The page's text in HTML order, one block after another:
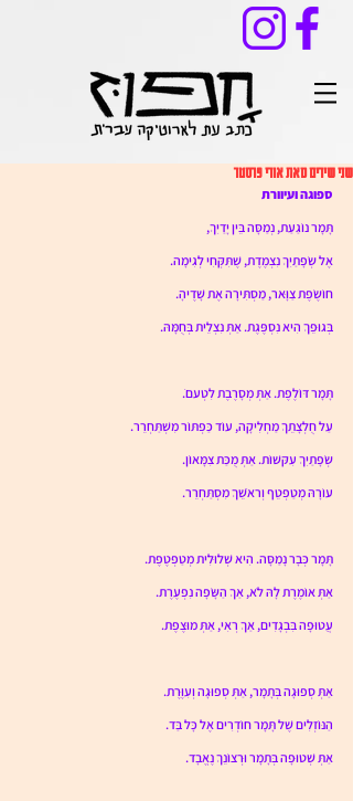
שני שירים מאת אורי פרסטר
ספוגה ועיוורת
תָּמָר נוֹגַעַת, נְמַסָּה בֵּין יָדַיִךְ,
אֶל שְׂפָתַיִךְ נִצְמֶדֶת, שֶׁתִּקְּחִי לְגִימָה.
חוֹשֶׂפֶת צַוָּאר, מַסְתִּירָה אֶת שָׁדֶיהָ.
בְּגוּפֵךְ הִיא נִסְפֶּגֶת. אַתְּ נִצְלֵית בְּחֻמָּהּ.
תָּמָר דּוֹלֶפֶת. אַתְּ מְסָרֶבֶת לִטְעםֹ.
עַל חֻלְצָתֵךְ מַחְלִיקָה, עוֹד כַּפְתּוֹר מִשְׁתַּחְרֵר.
שְׂפָתַיִךְ עִקּשׁוֹת. אַתְּ מֻכַּת צִמָּאוֹן.
עוֹרָהּ מְטַפְטֵף וְראֹשֵׁךְ מִסְתַּחְרֵר.
תָּמָר כְּבָר נָמַסָּה. הִיא שְׁלוּלִית מְטַפְטֶפֶת.
אַתְּ אוֹמֶרֶת לָהּ לֹא, אַךְ הַשָּׂפָה נִפְעֶרֶת.
עֲטוּפָה בִּבְגָדִים, אַךְ רְאִי, אַתְּ מוּצֶפֶת.
אַתְּ סְפוּגָה בְּתָמָר, אַתְּ סְפוּגָה וְעִוֶּרֶת.
הַנּוֹזְלִים שֶׁל תָּמָר חוֹדְרִים אֶל כָּל בַּד.
אַתְּ שְׁטוּפָה בְּתָמָר וּרְצוֹנֵךְ נֶאֱבָד.